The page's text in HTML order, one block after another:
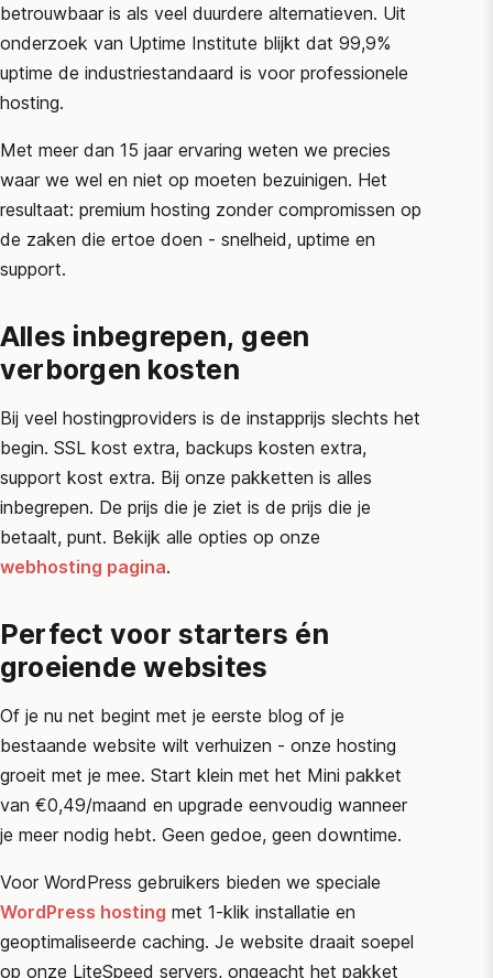
betrouwbaar is als veel duurdere alternatieven. Uit
onderzoek van Uptime Institute blijkt dat 99,9%
uptime de industriestandaard is voor professionele
hosting.
Met meer dan 15 jaar ervaring weten we precies
waar we wel en niet op moeten bezuinigen. Het
resultaat: premium hosting zonder compromissen op
de zaken die ertoe doen - snelheid, uptime en
support.
Alles inbegrepen, geen
verborgen kosten
Bij veel hostingproviders is de instapprijs slechts het
begin. SSL kost extra, backups kosten extra,
support kost extra. Bij onze pakketten is alles
inbegrepen. De prijs die je ziet is de prijs die je
betaalt, punt. Bekijk alle opties op onze
webhosting pagina.
Perfect voor starters én
groeiende websites
Of je nu net begint met je eerste blog of je
bestaande website wilt verhuizen - onze hosting
groeit met je mee. Start klein met het Mini pakket
van €0,49/maand en upgrade eenvoudig wanneer
je meer nodig hebt. Geen gedoe, geen downtime.
Voor WordPress gebruikers bieden we speciale
WordPress hosting met 1-klik installatie en
geoptimaliseerde caching. Je website draait soepel
op onze LiteSpeed servers, ongeacht het pakket